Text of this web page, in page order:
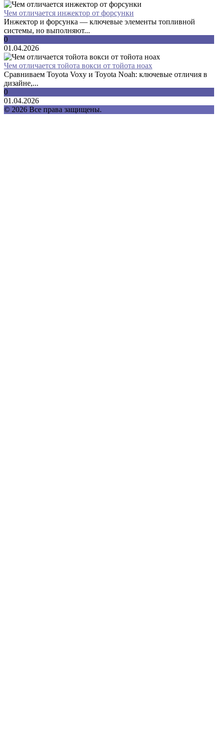
Чем отличается инжектор от форсунки
Инжектор и форсунка — ключевые элементы топливной
системы, но выполняют...
0
01.04.2026
Чем отличается тойота вокси от тойота ноах
Сравниваем Toyota Voxy и Toyota Noah: ключевые отличия в
дизайне,...
0
01.04.2026
© 2026 Все права защищены.